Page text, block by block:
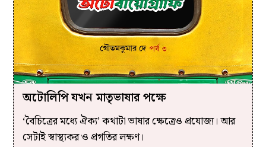
অটোলিপি যখন মাতৃভাষার পক্ষে
‘বৈচিত্রের মধ্যে ঐক্য’ কথাটা ভাষার ক্ষেত্রেও প্রযোজ্য। আর
সেটাই স্বাস্থ্যকর ও প্রগতির লক্ষণ।